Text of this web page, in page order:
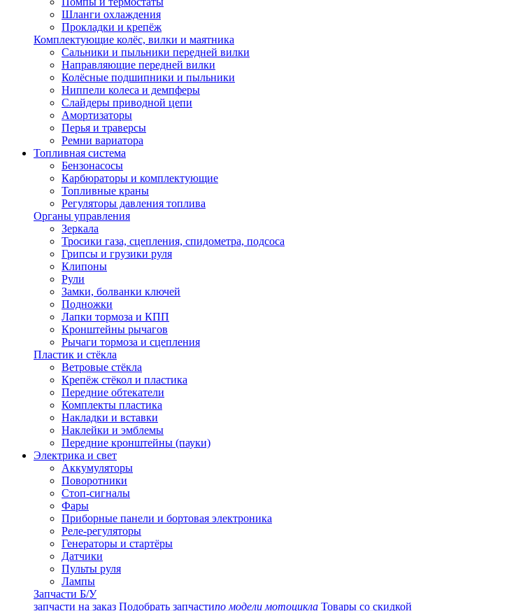
Шланги охлаждения
Прокладки и крепёж
Комплектующие колёс, вилки и маятника
Сальники и пыльники передней вилки
Направляющие передней вилки
Колёсные подшипники и пыльники
Ниппели колеса и демпферы
Слайдеры приводной цепи
Амортизаторы
Перья и траверсы
Ремни вариатора
Топливная система
Бензонасосы
Карбюраторы и комплектующие
Топливные краны
Регуляторы давления топлива
Органы управления
Зеркала
Тросики газа, сцепления, спидометра, подсоса
Грипсы и грузики руля
Клипоны
Рули
Замки, болванки ключей
Подножки
Лапки тормоза и КПП
Кронштейны рычагов
Рычаги тормоза и сцепления
Пластик и стёкла
Ветровые стёкла
Крепёж стёкол и пластика
Передние обтекатели
Комплекты пластика
Накладки и вставки
Наклейки и эмблемы
Передние кронштейны (пауки)
Электрика и свет
Аккумуляторы
Поворотники
Стоп-сигналы
Фары
Приборные панели и бортовая электроника
Реле-регуляторы
Генераторы и стартёры
Датчики
Пульты руля
Лампы
Запчасти Б/У
запчасти на заказ Подобрать запчастипо модели мотоцикла Товары со скидкой